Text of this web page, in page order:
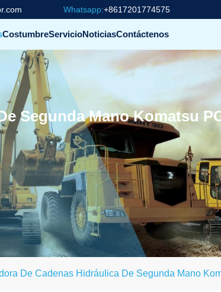
Whatsapp:+8617201774575
CostumbreServicioNoticiasContáctenos
Segunda Mano Komatsu
De Cadenas Hidráulica De Segunda Mano